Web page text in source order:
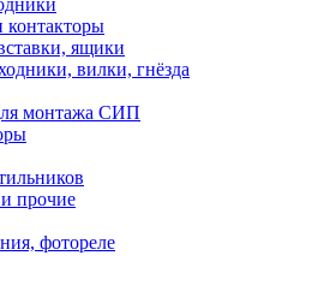
контакторы
ящики
вилки, гнёзда
монтажа СИП
прочие
фотореле